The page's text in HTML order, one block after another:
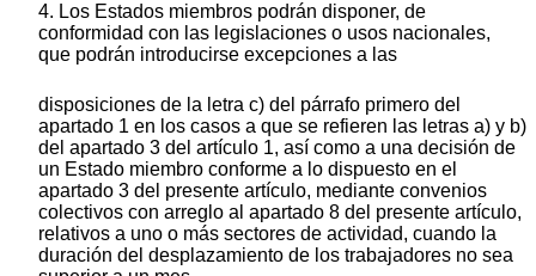
4. Los Estados miembros podrán disponer, de
conformidad con las legislaciones o usos nacionales,
que podrán introducirse excepciones a las
disposiciones de la letra c) del párrafo primero del
apartado 1 en los casos a que se refieren las letras a) y b)
del apartado 3 del artículo 1, así como a una decisión de
un Estado miembro conforme a lo dispuesto en el
apartado 3 del presente artículo, mediante convenios
colectivos con arreglo al apartado 8 del presente artículo,
relativos a uno o más sectores de actividad, cuando la
duración del desplazamiento de los trabajadores no sea